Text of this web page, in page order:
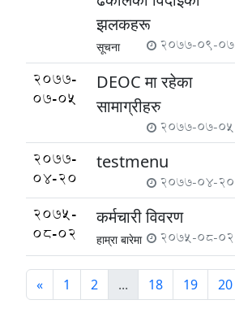
झलकहरू
सूचना 2077-09-07
2077-
07-05
DEOC मा रहेका
सामाग्रीहरु
2077-07-05
2077-
04-20
testmenu
2077-04-20
2075-
08-02
कर्मचारी विवरण
हाम्रा बारेमा 2075-08-02
« 1 2 ... 18 19 20